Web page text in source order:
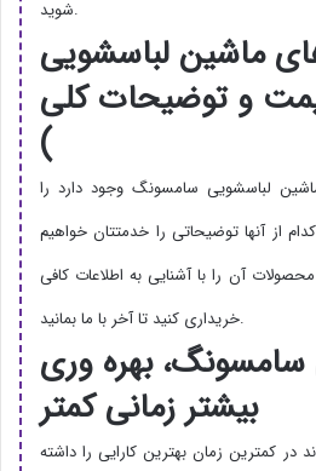
شوید.
ماشین لباسشویی
و توضیحات کلی
)
لباسشویی سامسونگ وجود دارد را
از آنها توضیحاتی را خدمتتان خواهیم
آن را با آشنایی به اطلاعات کافی
خریداری کنید تا آخر با ما بمانید.
بهره وری
بیشتر زمانی کمتر
در کمترین زمان بهترین کارایی را داشته